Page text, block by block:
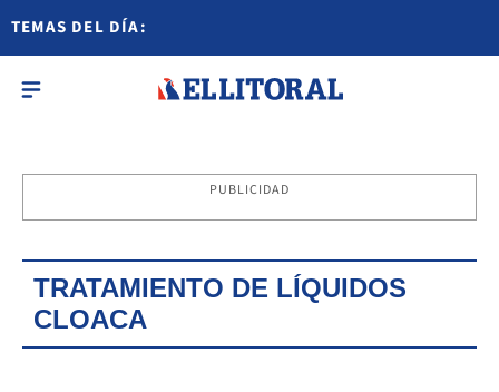
TEMAS DEL DÍA:
PUBLICIDAD
TRATAMIENTO DE LÍQUIDOS
CLOACA